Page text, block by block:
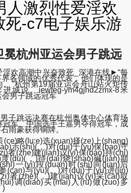
人激烈性爱淫欢
死-c7电子娱乐游
冕杭州亚运会男子跳远
欢高潮中兴奋致死_深港在线►“每
各领域的优秀代表，他们体现的是
”杭州第19届亚运会舟山站火炬传
城说。iewfeg-ym4gjhd2zmx-8米
男子跳远冠军
子跳远决赛在杭州奥体中心体育场
军、中国选手王嘉男夺得冠军，成
雨豪获得铜牌。
(ce)略(lu:e)选(xuan)择(ze)上(shang)
示(shi)(，)对(dui)于(yu)保(bao)守
者(zhe)建(jian)议(yi)保(bao)持(chi)
(du)(，)待(dai)烧(shao)碱(jian)期
一(yi)段(duan)时(shi)间(jian)后
(can)与(yu)(。)对(dui)于(yu)进(jin)
者(zhe)(，)建(jian)议(yi)采(cai)取
调(diao)买(mai)入(ru)做(zuo)多
)